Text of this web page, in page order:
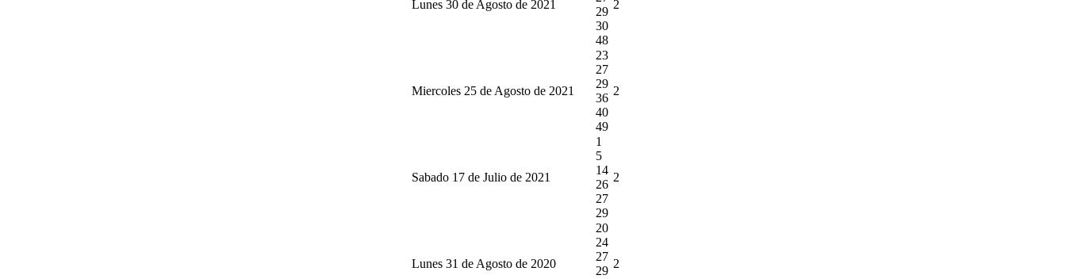
Lunes 30 de Agosto de 2021
29
30
48
2
Miercoles 25 de Agosto de 2021
23
27
29
36
40
49
2
Sabado 17 de Julio de 2021
1
5
14
26
27
29
2
Lunes 31 de Agosto de 2020
20
24
27
29
2